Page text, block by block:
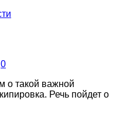
0
о такой важной
Речь пойдет о